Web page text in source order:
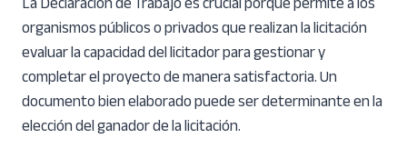
organismos públicos o privados que realizan la licitación
evaluar la capacidad del licitador para gestionar y
completar el proyecto de manera satisfactoria. Un
documento bien elaborado puede ser determinante en la
elección del ganador de la licitación.